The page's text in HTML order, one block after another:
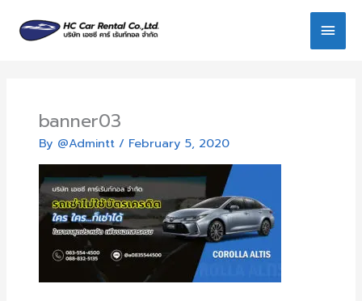
content
Main
banner03
By @Admintt / February 5, 2020